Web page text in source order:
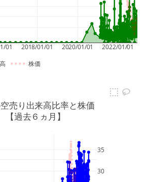
01 2018/01/01 2020/01/01 2022/01/01
株価
30
35
売り出来高比率と株価
【過去６ヵ月】